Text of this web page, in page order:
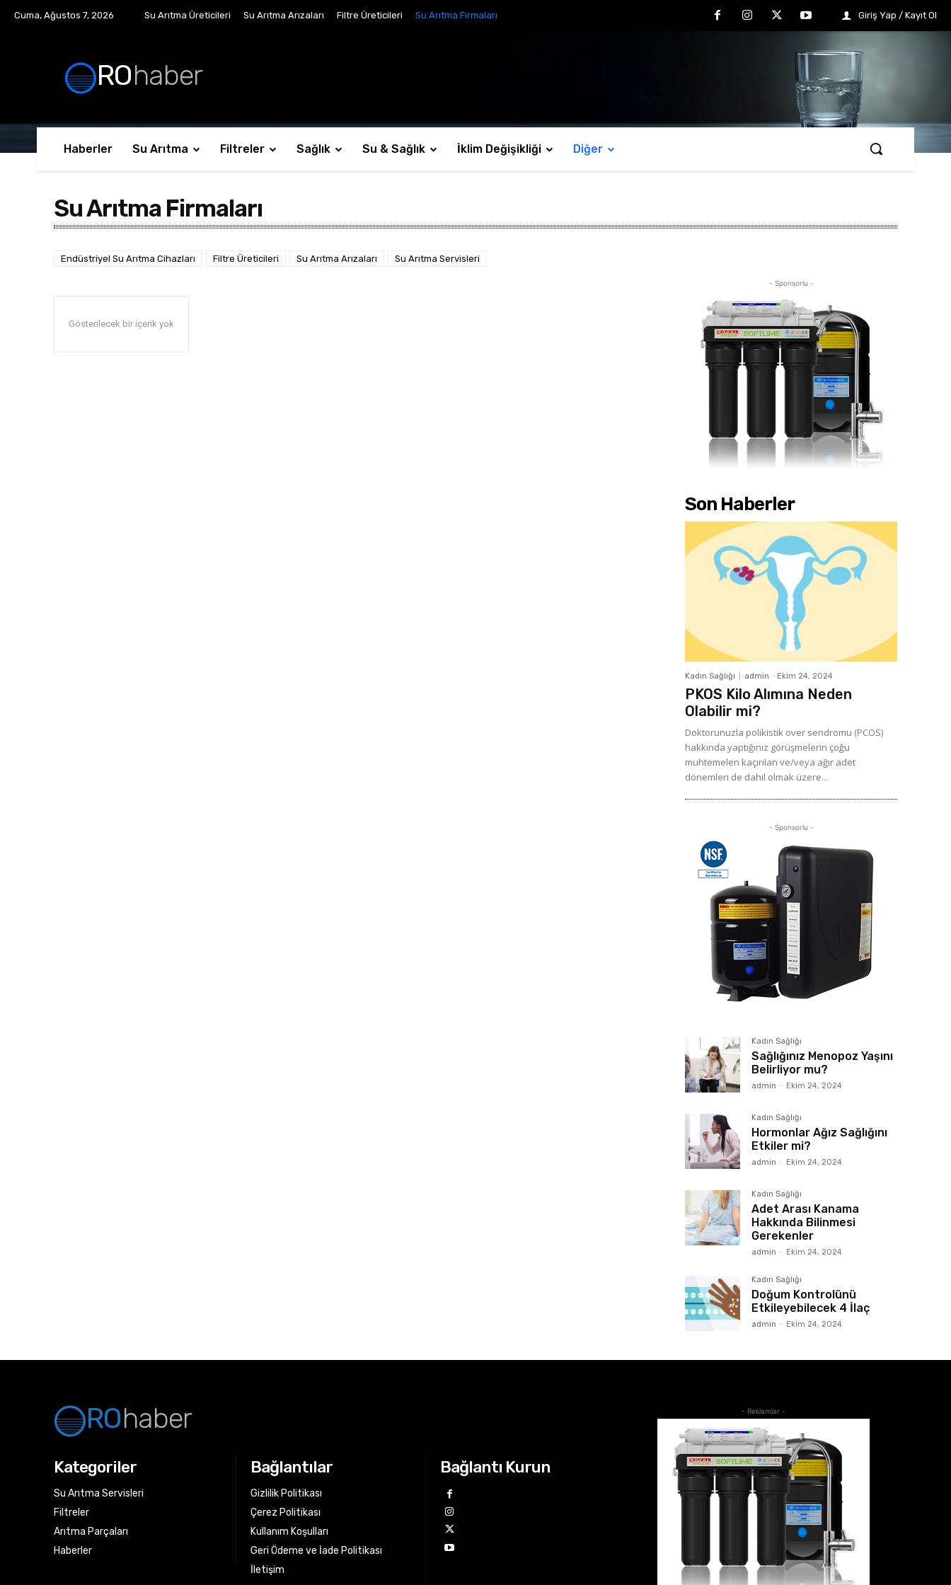
Cuma, Ağustos 7, 2026 Su Arıtma Üreticileri Su Arıtma Arızaları Filtre Üreticileri Su Arıtma Firmaları Giriş Yap / Kayıt Ol
ROhaber
Haberler Su Arıtma Filtreler Sağlık Su & Sağlık İklim Değişikliği Diğer
Su Arıtma Firmaları
Endüstriyel Su Arıtma Cihazları Filtre Üreticileri Su Arıtma Arızaları Su Arıtma Servisleri
Gösterilecek bir içerik yok
- Sponsorlu -
Son Haberler
Kadın Sağlığı admin - Ekim 24, 2024
PKOS Kilo Alımına Neden
Olabilir mi?
Doktorunuzla polikistik over sendromu (PCOS)
hakkında yaptığınız görüşmelerin çoğu
muhtemelen kaçırılan ve/veya ağır adet
dönemleri de dahil olmak üzere...
- Sponsorlu -
Kadın Sağlığı
Sağlığınız Menopoz Yaşını
Belirliyor mu?
admin - Ekim 24, 2024
Kadın Sağlığı
Hormonlar Ağız Sağlığını
Etkiler mi?
admin - Ekim 24, 2024
Kadın Sağlığı
Adet Arası Kanama
Hakkında Bilinmesi
Gerekenler
admin - Ekim 24, 2024
Kadın Sağlığı
Doğum Kontrolünü
Etkileyebilecek 4 İlaç
admin - Ekim 24, 2024
ROhaber
Kategoriler
Su Arıtma Servisleri
Filtreler
Arıtma Parçaları
Haberler
Bağlantılar
Gizlilik Politikası
Çerez Politikası
Kullanım Koşulları
Geri Ödeme ve İade Politikası
İletişim
Bağlantı Kurun
- Reklamlar -